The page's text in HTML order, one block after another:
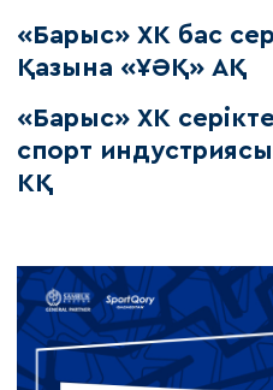
«Барыс» ХК бас
Қазына «ҰӘҚ» АҚ
«Барыс» ХК
спорт
КҚ